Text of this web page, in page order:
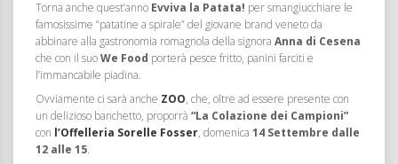
Torna anche quest’anno Evviva la Patata! per smangiucchiare le
famosissime “patatine a spirale” del giovane brand veneto da
abbinare alla gastronomia romagnola della signora Anna di Cesena
che con il suoWe Food porterà pesce fritto, panini farciti e
l’immancabile piadina.
Ovviamente ci sarà anche ZOO, che, oltre ad essere presente con
un delizioso banchetto, proporrà “La Colazione dei Campioni”
con l’Offelleria Sorelle Fosser, domenica 14 Settembre dalle
12 alle 15.